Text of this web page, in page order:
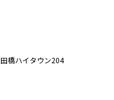
橋ハイタウン204